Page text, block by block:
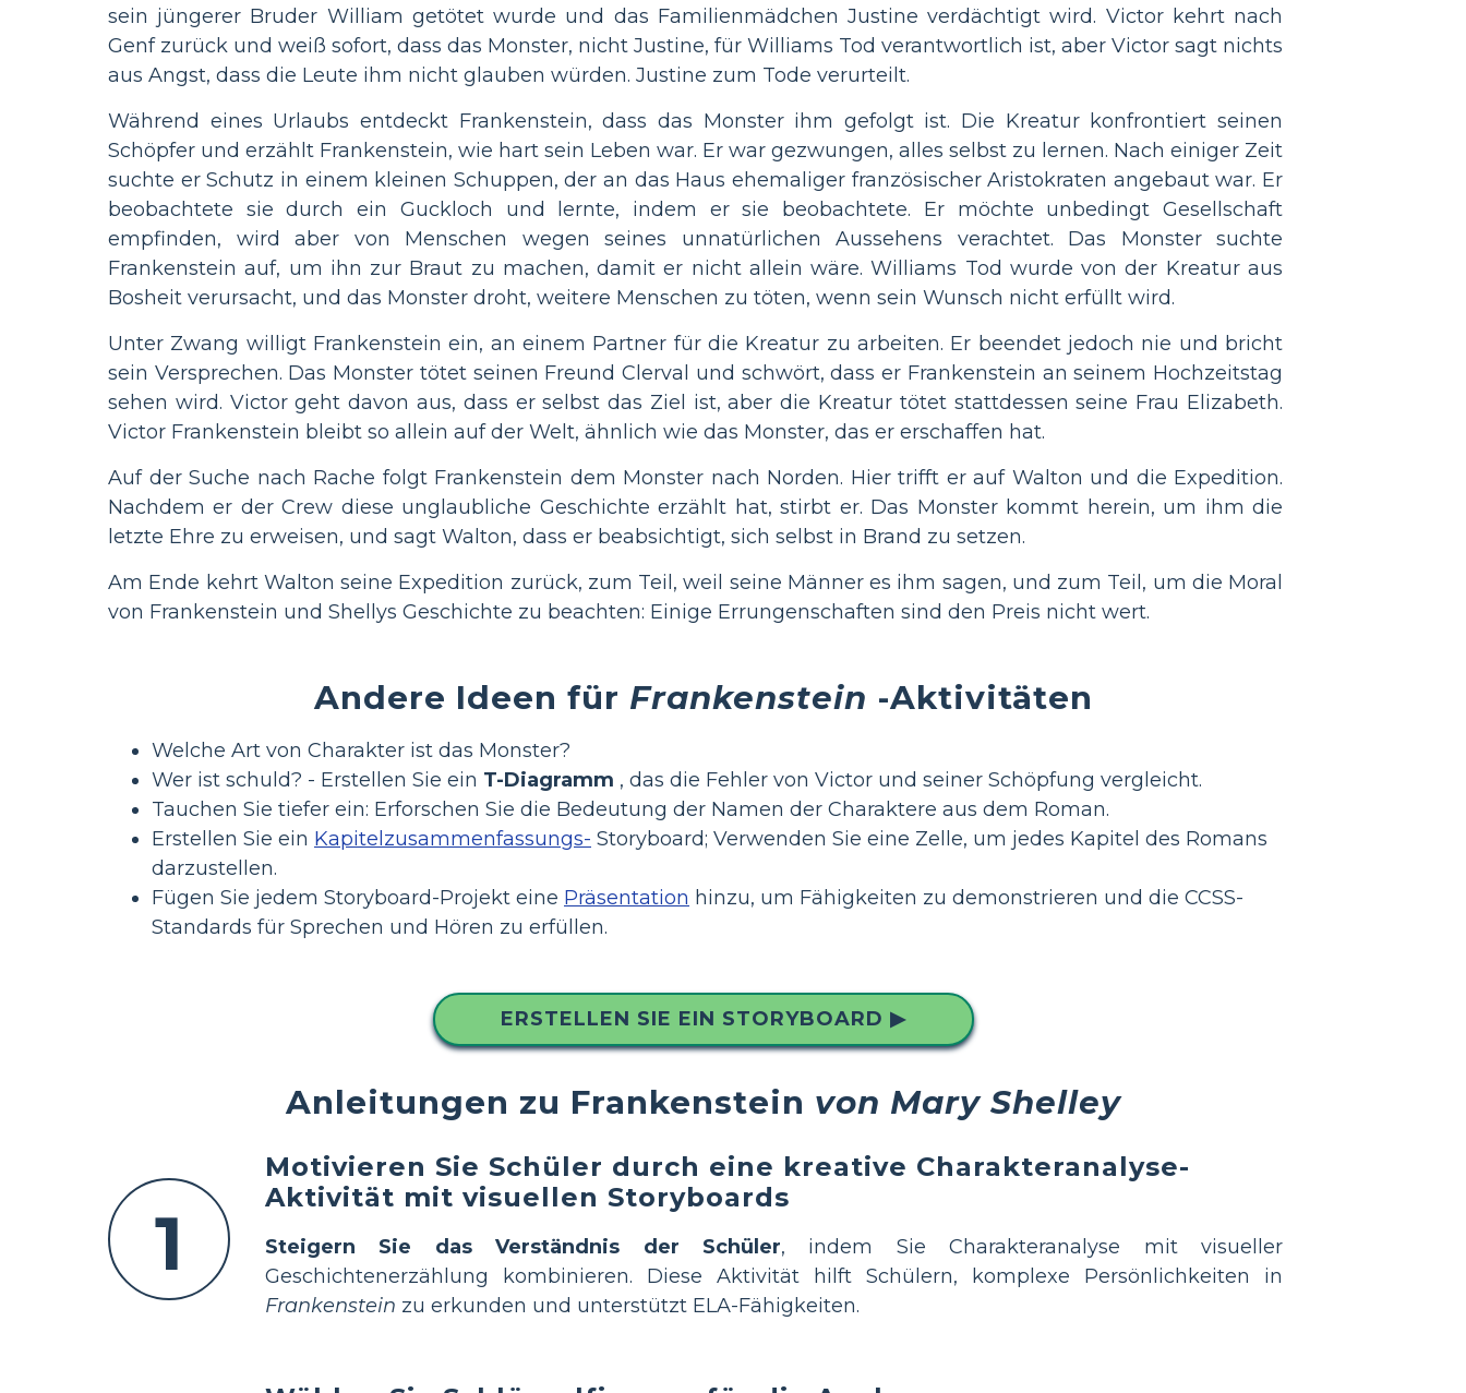
sein jüngerer Bruder William getötet wurde und das Familienmädchen Justine verdächtigt wird. Victor kehrt nach
Genf zurück und weiß sofort, dass das Monster, nicht Justine, für Williams Tod verantwortlich ist, aber Victor sagt nichts
aus Angst, dass die Leute ihm nicht glauben würden. Justine zum Tode verurteilt.
Während eines Urlaubs entdeckt Frankenstein, dass das Monster ihm gefolgt ist. Die Kreatur konfrontiert seinen
Schöpfer und erzählt Frankenstein, wie hart sein Leben war. Er war gezwungen, alles selbst zu lernen. Nach einiger Zeit
suchte er Schutz in einem kleinen Schuppen, der an das Haus ehemaliger französischer Aristokraten angebaut war. Er
beobachtete sie durch ein Guckloch und lernte, indem er sie beobachtete. Er möchte unbedingt Gesellschaft
empfinden, wird aber von Menschen wegen seines unnatürlichen Aussehens verachtet. Das Monster suchte
Frankenstein auf, um ihn zur Braut zu machen, damit er nicht allein wäre. Williams Tod wurde von der Kreatur aus
Bosheit verursacht, und das Monster droht, weitere Menschen zu töten, wenn sein Wunsch nicht erfüllt wird.
Unter Zwang willigt Frankenstein ein, an einem Partner für die Kreatur zu arbeiten. Er beendet jedoch nie und bricht
sein Versprechen. Das Monster tötet seinen Freund Clerval und schwört, dass er Frankenstein an seinem Hochzeitstag
sehen wird. Victor geht davon aus, dass er selbst das Ziel ist, aber die Kreatur tötet stattdessen seine Frau Elizabeth.
Victor Frankenstein bleibt so allein auf der Welt, ähnlich wie das Monster, das er erschaffen hat.
Auf der Suche nach Rache folgt Frankenstein dem Monster nach Norden. Hier trifft er auf Walton und die Expedition.
Nachdem er der Crew diese unglaubliche Geschichte erzählt hat, stirbt er. Das Monster kommt herein, um ihm die
letzte Ehre zu erweisen, und sagt Walton, dass er beabsichtigt, sich selbst in Brand zu setzen.
Am Ende kehrt Walton seine Expedition zurück, zum Teil, weil seine Männer es ihm sagen, und zum Teil, um die Moral
von Frankenstein und Shellys Geschichte zu beachten: Einige Errungenschaften sind den Preis nicht wert.
Andere Ideen für Frankenstein -Aktivitäten
Welche Art von Charakter ist das Monster?
Wer ist schuld? - Erstellen Sie ein T-Diagramm , das die Fehler von Victor und seiner Schöpfung vergleicht.
Tauchen Sie tiefer ein: Erforschen Sie die Bedeutung der Namen der Charaktere aus dem Roman.
Erstellen Sie ein Kapitelzusammenfassungs- Storyboard; Verwenden Sie eine Zelle, um jedes Kapitel des Romans
darzustellen.
Fügen Sie jedem Storyboard-Projekt eine Präsentation hinzu, um Fähigkeiten zu demonstrieren und die CCSS-
Standards für Sprechen und Hören zu erfüllen.
ERSTELLEN SIE EIN STORYBOARD ▶
Anleitungen zu Frankenstein von Mary Shelley
1
Motivieren Sie Schüler durch eine kreative Charakteranalyse-
Aktivität mit visuellen Storyboards
Steigern Sie das Verständnis der Schüler, indem Sie Charakteranalyse mit visueller
Geschichtenerzählung kombinieren. Diese Aktivität hilft Schülern, komplexe Persönlichkeiten in
Frankenstein zu erkunden und unterstützt ELA-Fähigkeiten.